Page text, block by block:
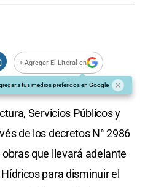
+ Agregar El Litoral en
a tus medios preferidos en Google
Servicios Públicos y
de los decretos N° 2986
que llevará adelante
para disminuir el